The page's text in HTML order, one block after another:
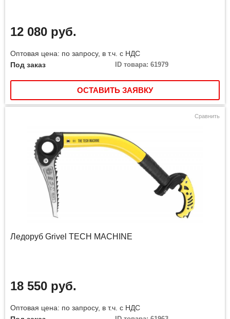
12 080 руб.
Оптовая цена: по запросу, в т.ч. с НДС
Под заказ
ID товара: 61979
ОСТАВИТЬ ЗАЯВКУ
Сравнить
Ледоруб Grivel TECH MACHINE
18 550 руб.
Оптовая цена: по запросу, в т.ч. с НДС